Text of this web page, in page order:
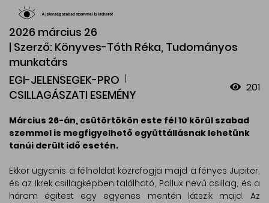
2026 március 26
| Szerző: Könyves-Tóth Réka, Tudományos
munkatárs
EGI-JELENSEGEK-PRO
CSILLAGÁSZATI ESEMÉNY
201
Március 26-án, csütörtökön este fél 10 körül szabad
szemmel is megfigyelhető együttállásnak lehetünk
tanúi derült idő esetén.
Ekkor ugyanis a félholdat közrefogja majd a fényes Jupiter,
és az Ikrek csillagképben található, Pollux nevű csillag, és a
három égitest egy egyenes mentén látszik majd. Az